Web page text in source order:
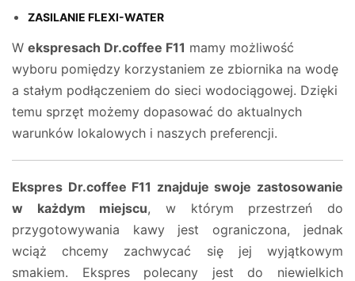
ZASILANIE FLEXI-WATER
Wekspresach Dr.coffee F11 mamy możliwość
wyboru pomiędzy korzystaniem ze zbiornika na wodę
a stałym podłączeniem do sieci wodociągowej. Dzięki
temu sprzęt możemy dopasować do aktualnych
warunków lokalowych i naszych preferencji.
Ekspres Dr.coffee F11 znajduje swoje zastosowanie
w każdym miejscu, w którym przestrzeń do
przygotowywania kawy jest ograniczona, jednak
wciąż chcemy zachwycać się jej wyjątkowym
smakiem. Ekspres polecany jest do niewielkich